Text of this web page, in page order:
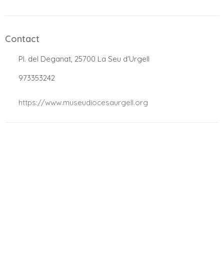
Contact
Pl. del Deganat, 25700 La Seu d'Urgell
973353242
https://www.museudiocesaurgell.org